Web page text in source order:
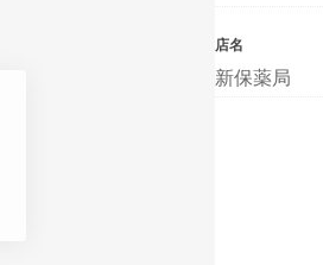
店名
新保薬局